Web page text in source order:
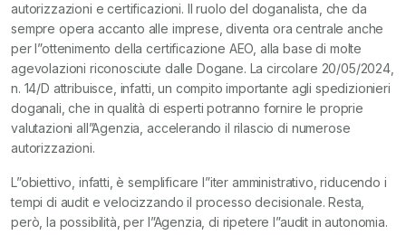
autorizzazioni e certificazioni. Il ruolo del doganalista, che da
sempre opera accanto alle imprese, diventa ora centrale anche
per l”ottenimento della certificazione AEO, alla base di molte
agevolazioni riconosciute dalle Dogane. La circolare 20/05/2024,
n. 14/D attribuisce, infatti, un compito importante agli spedizionieri
doganali, che in qualità di esperti potranno fornire le proprie
valutazioni all”Agenzia, accelerando il rilascio di numerose
autorizzazioni.
L”obiettivo, infatti, è semplificare l”iter amministrativo, riducendo i
tempi di audit e velocizzando il processo decisionale. Resta,
però, la possibilità, per l”Agenzia, di ripetere l”audit in autonomia.